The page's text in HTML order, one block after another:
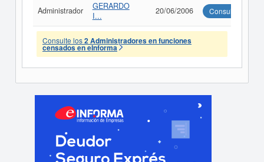
Administrador
GERARDO
I...
20/06/2006 Consultar
Consulte los2 Administradores en funciones
censados en eInforma